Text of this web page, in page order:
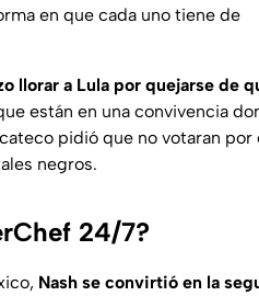
en que cada uno tiene de
llorar a Lula por quejarse de
están en una convivencia
pidió que no votaran por
negros.
24/7?
Nash se convirtió en la